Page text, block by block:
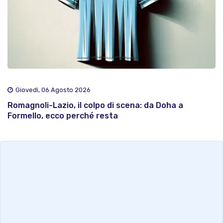
Giovedì, 06 Agosto 2026
Romagnoli-Lazio, il colpo di scena: da Doha a
Formello, ecco perché resta